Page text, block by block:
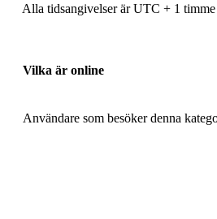
Alla tidsangivelser är UTC + 1 timme
Vilka är online
Användare som besöker denna